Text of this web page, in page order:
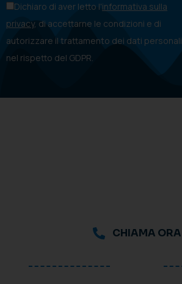
Dichiaro di aver letto l'informativa sulla
privacy, di accettarne le condizioni e di
autorizzare il trattamento dei dati personali
nel rispetto del GDPR.
CHIAMA ORA